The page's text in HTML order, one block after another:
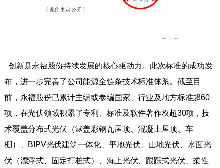
创新是永福股份持续发展的核心驱动力。此次标准的成功发
布，进一步完善了公司能源全链条技术标准体系。截至目
前，永福股份已累计主编或参编国家、行业及地方标准超60
项，在光伏领域积累了专利、标准及软件著作权超30项，技
术覆盖分布式光伏（涵盖彩钢瓦屋顶、混凝土屋顶、车
棚）、BIPV光伏建筑一体化、平地光伏、山地光伏、水面光
伏（漂浮式、固定打桩式）、海上光伏、跟踪式光伏、柔性